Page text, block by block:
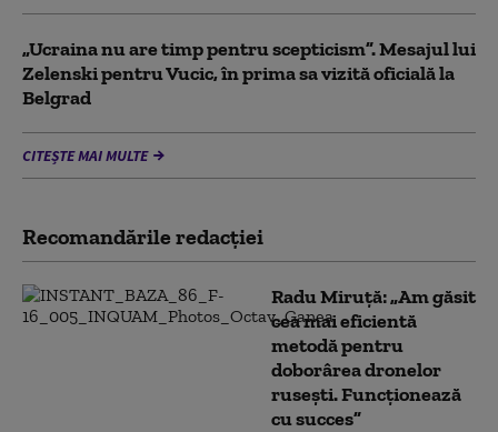
„Ucraina nu are timp pentru scepticism”. Mesajul lui
Zelenski pentru Vucic, în prima sa vizită oficială la
Belgrad
CITEȘTE MAI MULTE
Recomandările redacţiei
Radu Miruță: „Am găsit
cea mai eficientă
metodă pentru
doborârea dronelor
rusești. Funcționează
cu succes”